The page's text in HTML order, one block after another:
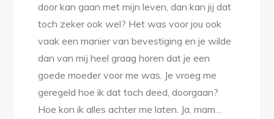
door kan gaan met mijn leven, dan kan jij dat
toch zeker ook wel? Het was voor jou ook
vaak een manier van bevestiging en je wilde
dan van mij heel graag horen dat je een
goede moeder voor me was. Je vroeg me
geregeld hoe ik dat toch deed, doorgaan?
Hoe kon ik alles achter me laten. Ja, mam…